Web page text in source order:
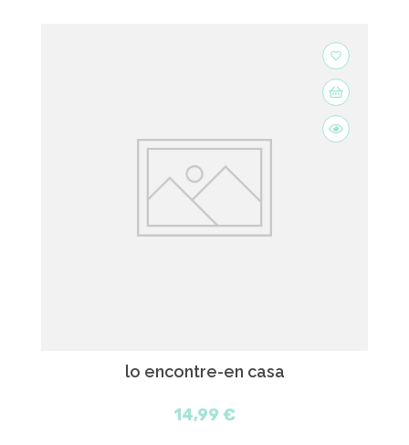
favorite_border
lo encontre-en casa
14,99 €